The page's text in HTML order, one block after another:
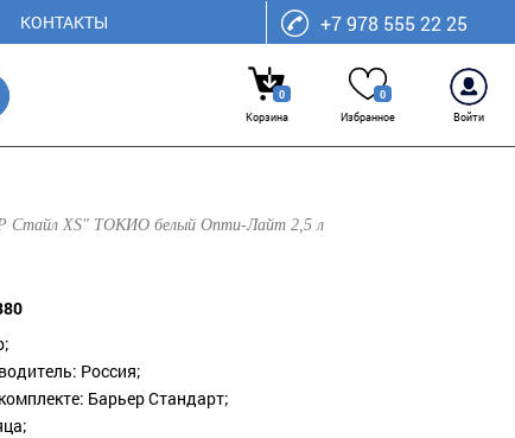
КОНТАКТЫ +7 978 555 22 25
0
Корзина
0
Избранное
Войти
Стайл XS" ТОКИО белый Опти-Лайт 2,5 л
Россия;
Барьер Стандарт;